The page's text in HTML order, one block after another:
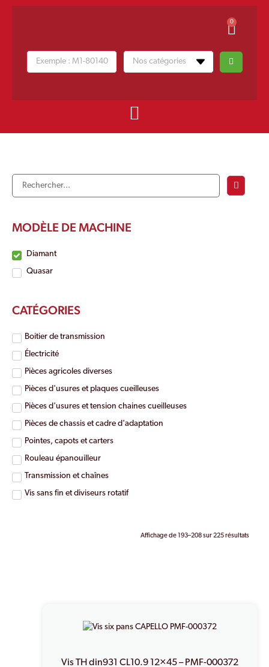
0
MODÈLE DE MACHINE
Diamant
Quasar
CATÉGORIES
Boitier de transmission
Électricité
Pièces agricoles diverses
Pièces d'usures et plaques cueilleuses
Pièces d'usures et tension chaines cueilleuses
Pièces de chassis et cadre d'adaptation
Pointes, capots et carters
Rouleau épanouilleur
Transmission et chaînes
Vis sans fin et diviseurs rotatif
Affichage de 193–208 sur 225 résultats
Vis TH din931 CL10.9 12×45 – PMF-000372